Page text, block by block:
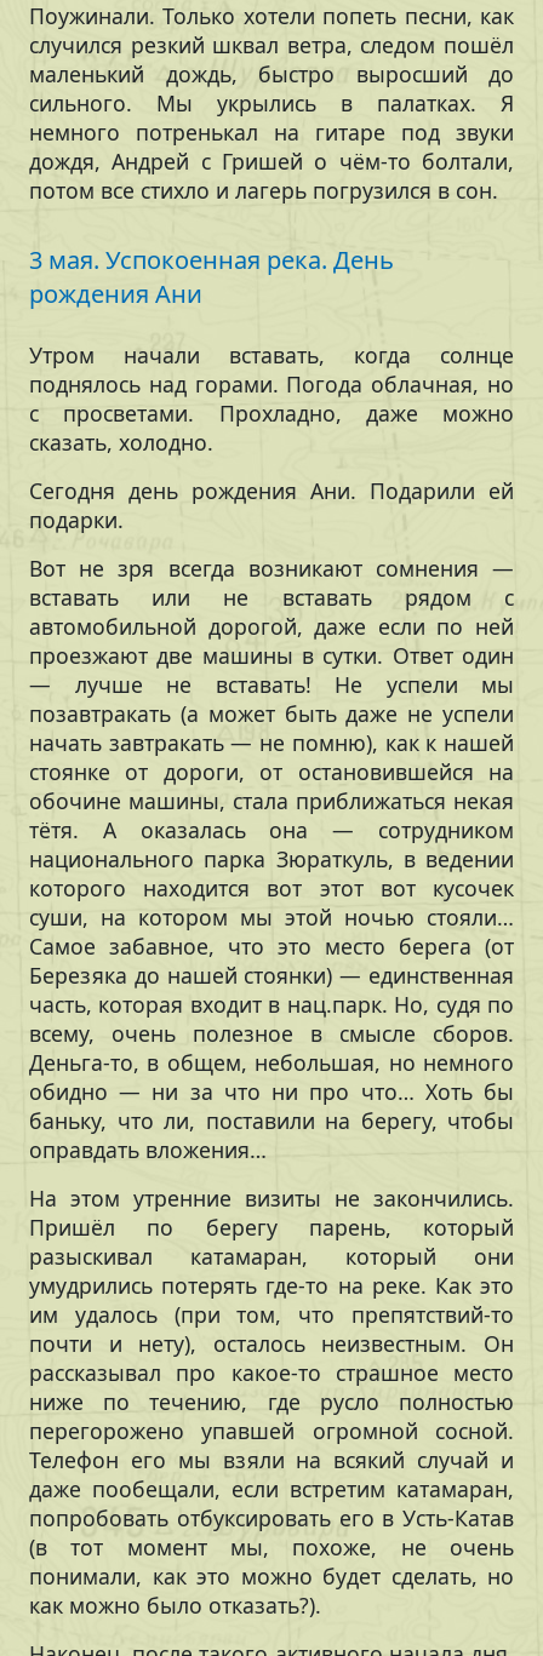
Поужинали. Только хотели попеть песни, как
случился резкий шквал ветра, следом пошёл
маленький дождь, быстро выросший до
сильного. Мы укрылись в палатках. Я
немного потренькал на гитаре под звуки
дождя, Андрей с Гришей о чём-то болтали,
потом все стихло и лагерь погрузился в сон.
3 мая. Успокоенная река. День
рождения Ани
Утром начали вставать, когда солнце
поднялось над горами. Погода облачная, но
с просветами. Прохладно, даже можно
сказать, холодно.
Сегодня день рождения Ани. Подарили ей
подарки.
Вот не зря всегда возникают сомнения —
вставать или не вставать рядом с
автомобильной дорогой, даже если по ней
проезжают две машины в сутки. Ответ один
— лучше не вставать! Не успели мы
позавтракать (а может быть даже не успели
начать завтракать — не помню), как к нашей
стоянке от дороги, от остановившейся на
обочине машины, стала приближаться некая
тётя. А оказалась она — сотрудником
национального парка Зюраткуль, в ведении
которого находится вот этот вот кусочек
суши, на котором мы этой ночью стояли…
Самое забавное, что это место берега (от
Березяка до нашей стоянки) — единственная
часть, которая входит в нац.парк. Но, судя по
всему, очень полезное в смысле сборов.
Деньга-то, в общем, небольшая, но немного
обидно — ни за что ни про что… Хоть бы
баньку, что ли, поставили на берегу, чтобы
оправдать вложения…
На этом утренние визиты не закончились.
Пришёл по берегу парень, который
разыскивал катамаран, который они
умудрились потерять где-то на реке. Как это
им удалось (при том, что препятствий-то
почти и нету), осталось неизвестным. Он
рассказывал про какое-то страшное место
ниже по течению, где русло полностью
перегорожено упавшей огромной сосной.
Телефон его мы взяли на всякий случай и
даже пообещали, если встретим катамаран,
попробовать отбуксировать его в Усть-Катав
(в тот момент мы, похоже, не очень
понимали, как это можно будет сделать, но
как можно было отказать?).